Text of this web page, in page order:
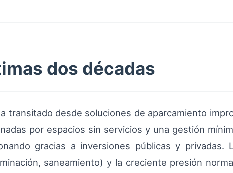
dos décadas
transitado desde soluciones de aparcamiento
por espacios sin servicios y una gestión
gracias a inversiones públicas y privadas.
saneamiento) y la creciente presión